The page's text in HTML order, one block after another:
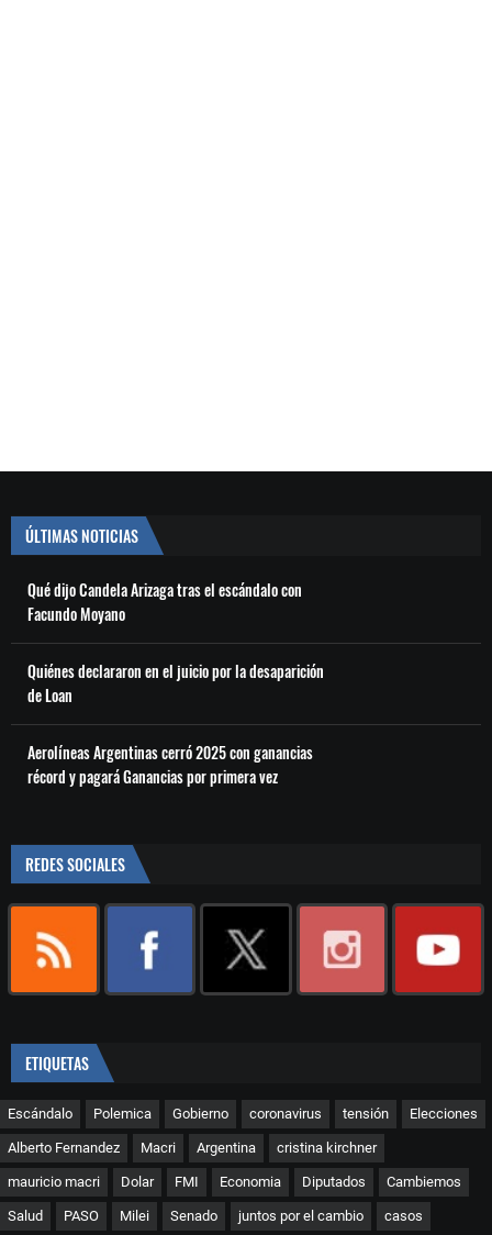
ÚLTIMAS NOTICIAS
Qué dijo Candela Arizaga tras el escándalo con
Facundo Moyano
Quiénes declararon en el juicio por la desaparición
de Loan
Aerolíneas Argentinas cerró 2025 con ganancias
récord y pagará Ganancias por primera vez
REDES SOCIALES
ETIQUETAS
Escándalo Polemica Gobierno coronavirus tensión Elecciones
Alberto Fernandez Macri Argentina cristina kirchner
mauricio macri Dolar FMI Economia Diputados Cambiemos
Salud PASO Milei Senado juntos por el cambio casos